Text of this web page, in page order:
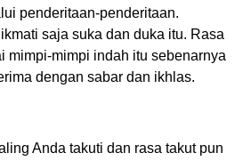
penderitaan-penderitaan.
saja suka dan duka itu. Rasa
mimpi-mimpi indah itu sebenarnya
dengan sabar dan ikhlas.
Anda takuti dan rasa takut pun